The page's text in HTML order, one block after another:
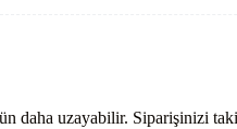
daha uzayabilir. Siparişinizi